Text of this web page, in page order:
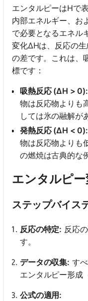
エンタルピーはHで
内部エネルギー、お
で必要となるエネル
変化ΔHは、反応の
の差です。これは、
標です：
吸熱反応 (ΔH > 0):
物は反応物よりも
しては氷の融解が
発熱反応 (ΔH < 0):
物は反応物よりも
の燃焼は古典的な
エンタルピ
ステップバイス
反応の特定: 反応
す。
データの収集: す
エンタルピー形成
公式の適用: